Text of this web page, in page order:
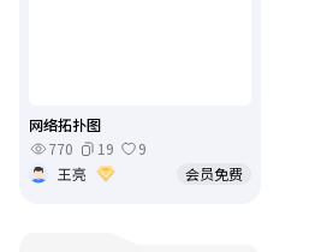
网络拓扑图
770
19
9
王亮
会员免费